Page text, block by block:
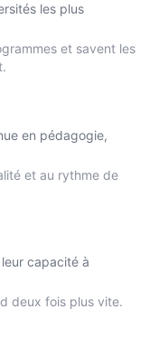
les plus
et savent les
en pédagogie,
et au rythme de
capacité à
deux fois plus vite.